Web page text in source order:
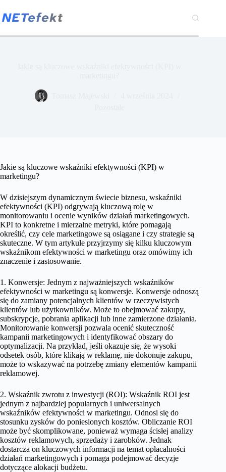
do
treści
Jakie są kluczowe wskaźniki efektywności (KPI) w
marketingu?
W dzisiejszym dynamicznym świecie biznesu, wskaźniki
efektywności (KPI) odgrywają kluczową rolę w
monitorowaniu i ocenie wyników działań marketingowych.
KPI to konkretne i mierzalne metryki, które pomagają
określić, czy cele marketingowe są osiągane i czy strategie są
skuteczne. W tym artykule przyjrzymy się kilku kluczowym
wskaźnikom efektywności w marketingu oraz omówimy ich
znaczenie i zastosowanie.
1. Konwersje: Jednym z najważniejszych wskaźników
efektywności w marketingu są konwersje. Konwersje odnoszą
się do zamiany potencjalnych klientów w rzeczywistych
klientów lub użytkowników. Może to obejmować zakupy,
subskrypcje, pobrania aplikacji lub inne zamierzone działania.
Monitorowanie konwersji pozwala ocenić skuteczność
kampanii marketingowych i identyfikować obszary do
optymalizacji. Na przykład, jeśli okazuje się, że wysoki
odsetek osób, które klikają w reklamę, nie dokonuje zakupu,
może to wskazywać na potrzebę zmiany elementów kampanii
reklamowej.
2. Wskaźnik zwrotu z inwestycji (ROI): Wskaźnik ROI jest
jednym z najbardziej popularnych i uniwersalnych
wskaźników efektywności w marketingu. Odnosi się do
stosunku zysków do poniesionych kosztów. Obliczanie ROI
może być skomplikowane, ponieważ wymaga ścisłej analizy
kosztów reklamowych, sprzedaży i zarobków. Jednak
dostarcza on kluczowych informacji na temat opłacalności
działań marketingowych i pomaga podejmować decyzje
dotyczące alokacji budżetu.